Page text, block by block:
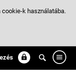
k használatába.